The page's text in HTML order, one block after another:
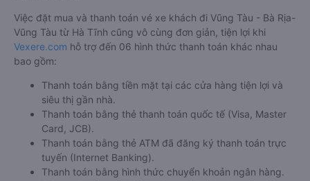
Việc đặt mua và thanh toán vé xe khách đi Vũng Tàu - Bà Rịa-
Vũng Tàu từ Hà Tĩnh cũng vô cùng đơn giản, tiện lợi khi
Vexere.com hỗ trợ đến 06 hình thức thanh toán khác nhau
bao gồm:
Thanh toán bằng tiền mặt tại các cửa hàng tiện lợi và
siêu thị gần nhà.
Thanh toán bằng thẻ thanh toán quốc tế (Visa, Master
Card, JCB).
Thanh toán bằng thẻ ATM đã đăng ký thanh toán trực
tuyến (Internet Banking).
Thanh toán bằng hình thức chuyển khoản ngân hàng.